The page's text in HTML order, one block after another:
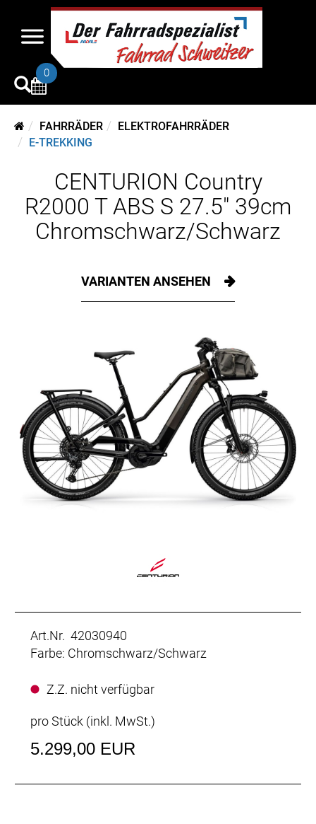
0
FAHRRÄDER
ELEKTROFAHRRÄDER
E-TREKKING
CENTURION Country
R2000 T ABS S 27.5" 39cm
Chromschwarz/Schwarz
VARIANTEN ANSEHEN
Art.Nr. 42030940
Farbe: Chromschwarz/Schwarz
Z.Z. nicht verfügbar
pro Stück (inkl. MwSt.)
5.299,00 EUR